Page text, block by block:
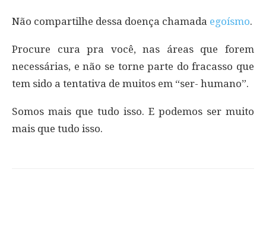
Não compartilhe dessa doença chamada egoísmo.
Procure cura pra você, nas áreas que forem
necessárias, e não se torne parte do fracasso que
tem sido a tentativa de muitos em “ser- humano”.
Somos mais que tudo isso. E podemos ser muito
mais que tudo isso.